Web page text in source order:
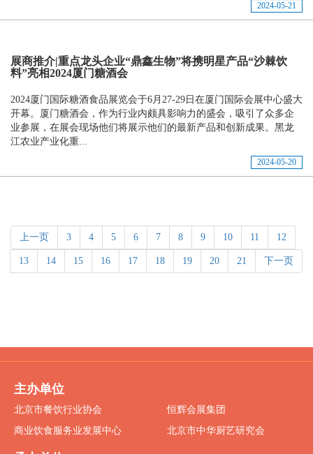
2024-05-21
展商推介|重点龙头企业“鼎鑫生物”将携明星产品“沙棘饮
料”亮相2024厦门糖酒会
2024厦门国际糖酒食品展览会于6月27-29日在厦门国际会展中心盛大
开幕。厦门糖酒会，作为行业内颇具影响力的盛会，吸引了众多企
业参展，在展会现场他们将展示他们的最新产品和创新成果。黑龙
江农业产业化重...
2024-05-20
上一页 3 4 5 6 7 8 9 10 11 12
13 14 15 16 17 18 19 20 21 下一页
主办单位
北京市餐饮行业协会
恒辉会展集团
商业饮食服务业发展中心
北京市中华厨艺研究会